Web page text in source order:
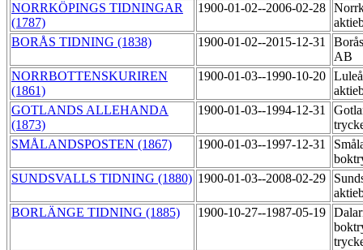
NORRKÖPINGS TIDNINGAR
(1787)
1900-01-02--2006-02-28
BORÅS TIDNING (1838)
1900-01-02--2015-12-31
AB
NORRBOTTENSKURIREN
(1861)
1900-01-03--1990-10-20
GOTLANDS ALLEHANDA
(1873)
1900-01-03--1994-12-31
SMÅLANDSPOSTEN (1867)
1900-01-03--1997-12-31
SUNDSVALLS TIDNING (1880) 1900-01-03--2008-02-29
BORLÄNGE TIDNING (1885)
1900-10-27--1987-05-19